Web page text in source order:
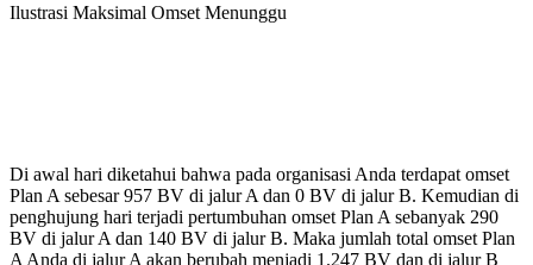
Ilustrasi Maksimal Omset Menunggu
Di awal hari diketahui bahwa pada organisasi Anda terdapat omset
Plan A sebesar 957 BV di jalur A dan 0 BV di jalur B. Kemudian di
penghujung hari terjadi pertumbuhan omset Plan A sebanyak 290
BV di jalur A dan 140 BV di jalur B. Maka jumlah total omset Plan
A Anda di jalur A akan berubah menjadi 1.247 BV dan di jalur B